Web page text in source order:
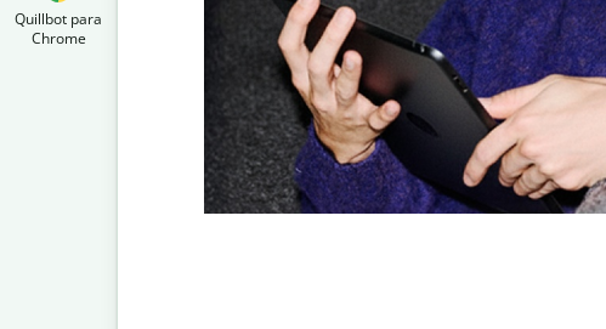
Quillbot para
Chrome